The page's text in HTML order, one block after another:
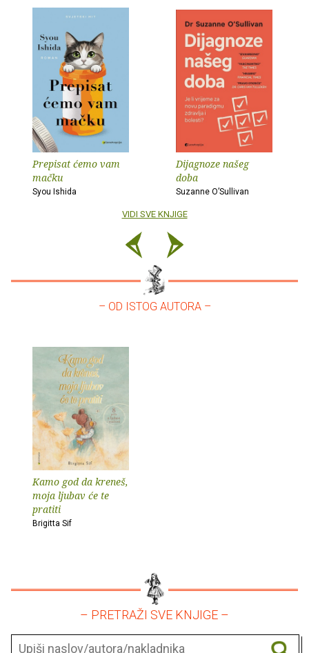
Prepisat ćemo vam
mačku
Syou Ishida
Dijagnoze našeg
doba
Suzanne O’Sullivan
VIDI SVE KNJIGE
– OD ISTOG AUTORA –
Kamo god da kreneš,
moja ljubav će te
pratiti
Brigitta Sif
– PRETRAŽI SVE KNJIGE –